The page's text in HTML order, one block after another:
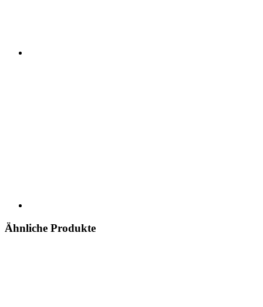
Ähnliche Produkte